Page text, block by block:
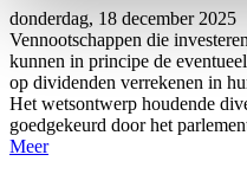
donderdag, 18 december 2025
Vennootschappen die
kunnen in principe de
op dividenden verrekenen in
Het wetsontwerp houdende
goedgekeurd door het
Meer